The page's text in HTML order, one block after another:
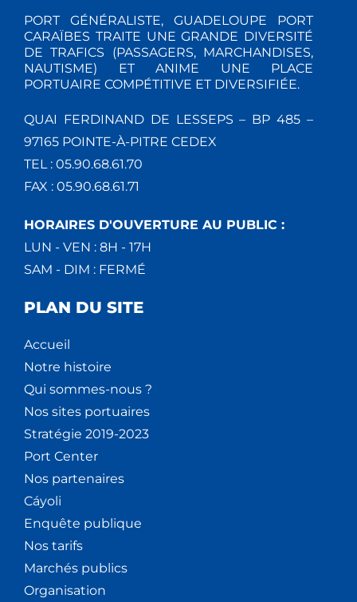
PORT GÉNÉRALISTE, GUADELOUPE PORT
CARAÏBES TRAITE UNE GRANDE DIVERSITÉ
DE TRAFICS (PASSAGERS, MARCHANDISES,
NAUTISME) ET ANIME UNE PLACE
PORTUAIRE COMPÉTITIVE ET DIVERSIFIÉE.
QUAI FERDINAND DE LESSEPS – BP 485 –
97165 POINTE-À-PITRE CEDEX
TEL : 05.90.68.61.70
FAX : 05.90.68.61.71
HORAIRES D'OUVERTURE AU PUBLIC :
LUN - VEN : 8H - 17H
SAM - DIM : FERMÉ
PLAN DU SITE
Accueil
Notre histoire
Qui sommes-nous ?
Nos sites portuaires
Stratégie 2019-2023
Port Center
Nos partenaires
Cáyoli
Enquête publique
Nos tarifs
Marchés publics
Organisation